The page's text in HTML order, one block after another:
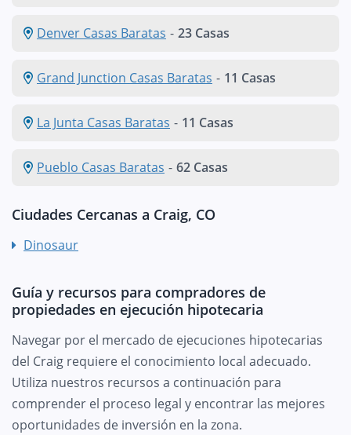
Denver Casas Baratas - 23 Casas
Grand Junction Casas Baratas - 11 Casas
La Junta Casas Baratas - 11 Casas
Pueblo Casas Baratas - 62 Casas
Ciudades Cercanas a Craig, CO
Dinosaur
Guía y recursos para compradores de
propiedades en ejecución hipotecaria
Navegar por el mercado de ejecuciones hipotecarias
del Craig requiere el conocimiento local adecuado.
Utiliza nuestros recursos a continuación para
comprender el proceso legal y encontrar las mejores
oportunidades de inversión en la zona.